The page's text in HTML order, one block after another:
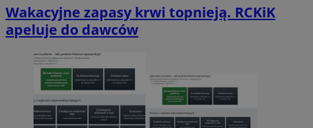
Wakacyjne zapasy krwi topnieją. RCKiK
apeluje do dawców